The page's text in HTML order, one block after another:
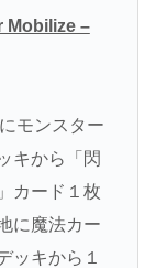
Mobilize –
モンスター
キから「閃
カード１枚
に魔法カー
ッキから１